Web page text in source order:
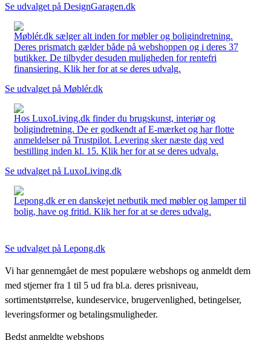
Se udvalget på DesignGaragen.dk
Møblér.dk sælger alt inden for møbler og boligindretning.
Deres prismatch gælder både på webshoppen og i deres 37
butikker. De tilbyder desuden muligheden for rentefri
finansiering. Klik her for at se deres udvalg.
Se udvalget på Møblér.dk
Hos LuxoLiving.dk finder du brugskunst, interiør og
boligindretning. De er godkendt af E-mærket og har flotte
anmeldelser på Trustpilot. Levering sker næste dag ved
bestilling inden kl. 15. Klik her for at se deres udvalg.
Se udvalget på LuxoLiving.dk
Lepong.dk er en danskejet netbutik med møbler og lamper til
bolig, have og fritid. Klik her for at se deres udvalg.
Se udvalget på Lepong.dk
Vi har gennemgået de mest populære webshops og anmeldt dem
med stjerner fra 1 til 5 ud fra bl.a. deres prisniveau,
sortimentstørrelse, kundeservice, brugervenlighed, betingelser,
leveringsformer og betalingsmuligheder.
Bedst anmeldte webshops